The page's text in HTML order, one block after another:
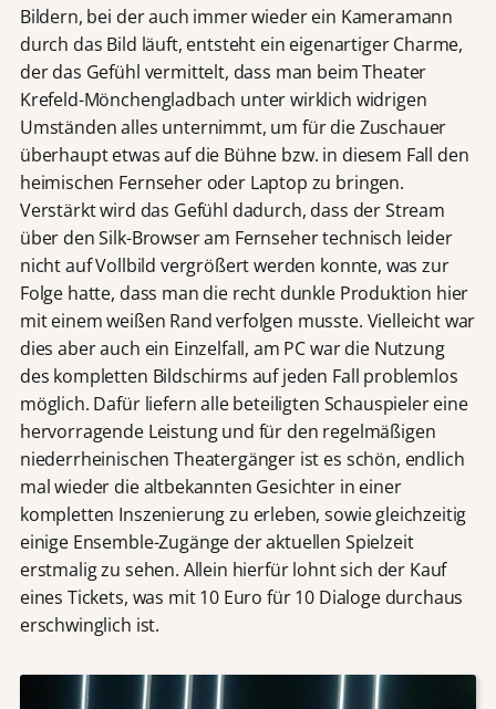
Bildern, bei der auch immer wieder ein Kameramann
durch das Bild läuft, entsteht ein eigenartiger Charme,
der das Gefühl vermittelt, dass man beim Theater
Krefeld-Mönchengladbach unter wirklich widrigen
Umständen alles unternimmt, um für die Zuschauer
überhaupt etwas auf die Bühne bzw. in diesem Fall den
heimischen Fernseher oder Laptop zu bringen.
Verstärkt wird das Gefühl dadurch, dass der Stream
über den Silk-Browser am Fernseher technisch leider
nicht auf Vollbild vergrößert werden konnte, was zur
Folge hatte, dass man die recht dunkle Produktion hier
mit einem weißen Rand verfolgen musste. Vielleicht war
dies aber auch ein Einzelfall, am PC war die Nutzung
des kompletten Bildschirms auf jeden Fall problemlos
möglich. Dafür liefern alle beteiligten Schauspieler eine
hervorragende Leistung und für den regelmäßigen
niederrheinischen Theatergänger ist es schön, endlich
mal wieder die altbekannten Gesichter in einer
kompletten Inszenierung zu erleben, sowie gleichzeitig
einige Ensemble-Zugänge der aktuellen Spielzeit
erstmalig zu sehen. Allein hierfür lohnt sich der Kauf
eines Tickets, was mit 10 Euro für 10 Dialoge durchaus
erschwinglich ist.